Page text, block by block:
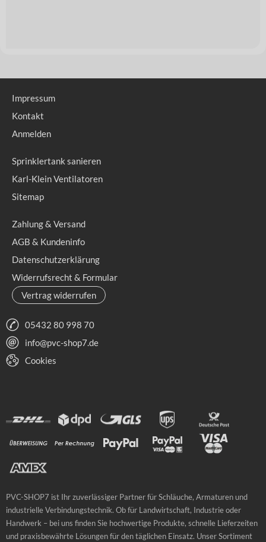
Impressum
Kontakt
Anmelden
Sprinklertank sanieren
Karl-Klein Ventilatoren
Sitemap
Zahlung & Versand
AGB & Kundeninfo
Datenschutzerklärung
Widerrufsrecht & Formular
Vertrag widerrufen
05432 80 998 70
info@pvc-shop7.de
Cookies
PVC-SHOP7 ist Ihr zuverlässiger Partner für Schläuche, Armaturen und
industrielle Verbindungstechnik. Ob für Landwirtschaft, Industrie oder
Handwerk – bei uns finden Sie hochwertige Produkte, schnelle Lieferzeiten
und praxisbewährte Lösungen für den täglichen Einsatz. Unser Sortiment